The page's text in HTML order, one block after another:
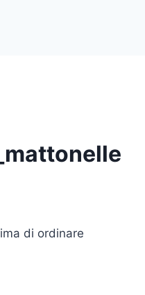
di ordinare